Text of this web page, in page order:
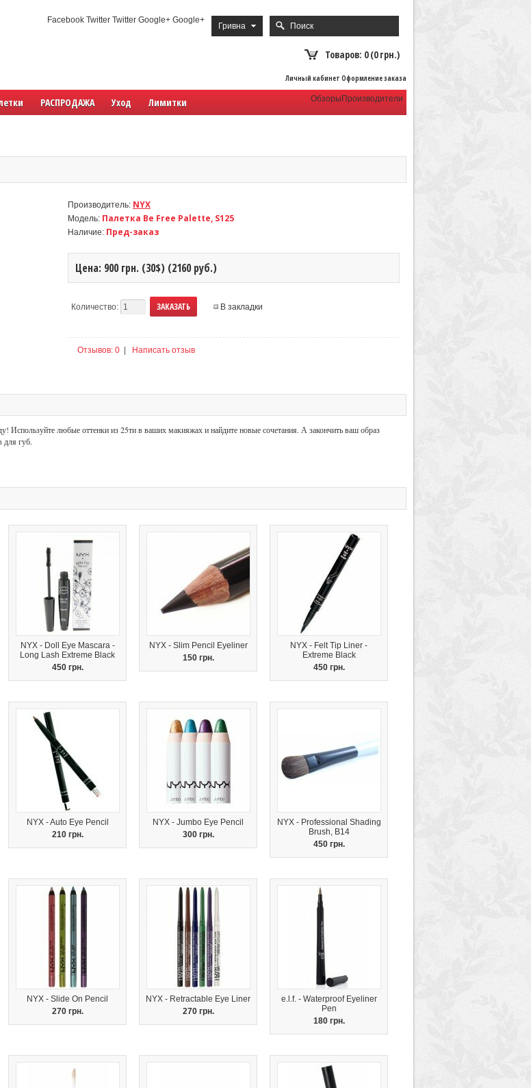
Гривна
Facebook Twitter Twitter Google+ Google+
Товаров: 0 (0 грн.)
Личный кабинет Оформление заказа
РАСПРОДАЖА Уход Лимитки Производители
Обзоры
Производитель: NYX
Модель: Палетка Be Free Palette, S125
Наличие: Пред-заказ
Цена: 900 грн. (30$) (2160 руб.)
Количество: В закладки
Отзывов: 0 | Написать отзыв
Используйте любые оттенки из 25ти в ваших макияжах и найдите новые сочетания. А закончить ваш образ
для губ.
NYX - Doll Eye Mascara -
Long Lash Extreme Black
450 грн.
NYX - Slim Pencil Eyeliner
150 грн.
NYX - Felt Tip Liner -
Extreme Black
450 грн.
NYX - Auto Eye Pencil
210 грн.
NYX - Jumbo Eye Pencil
300 грн.
NYX - Professional Shading
Brush, B14
450 грн.
NYX - Slide On Pencil
270 грн.
NYX - Retractable Eye Liner
270 грн.
e.l.f. - Waterproof Eyeliner
Pen
180 грн.